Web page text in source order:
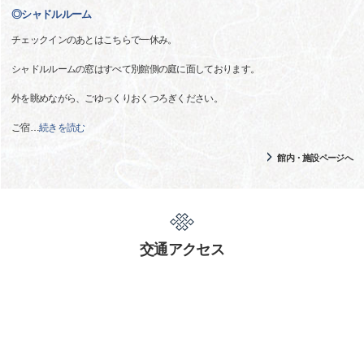
◎シャドルルーム
チェックインのあとはこちらで一休み。
シャドルルームの窓はすべて別館側の庭に面しております。
外を眺めながら、ごゆっくりおくつろぎください。
ご宿… 続きを読む
館内・施設ページへ
交通アクセス